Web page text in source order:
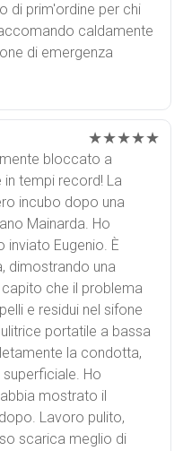
di prim'ordine per chi
caldamente
di emergenza
★★★★★
bloccato a
in tempi record! La
incubo dopo una
Mainarda. Ho
inviato Eugenio. È
dimostrando una
che il problema
e residui nel sifone
portatile a bassa
la condotta,
Ho
mostrato il
Lavoro pulito,
scarica meglio di